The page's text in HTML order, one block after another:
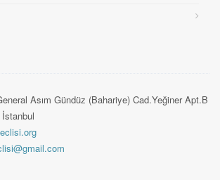
Asım Gündüz (Bahariye) Cad.Yeğiner Apt.B